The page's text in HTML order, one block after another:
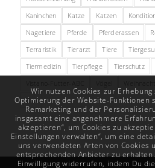
Kaninchen
Katze Katzen
Nagetiere
Pferde Pferderassen
Terraristik
Tierarzt Tiere
Tiermedizin
Tierpflege Tierschutz
Zoo
Wir nutzen Cookies zur
Optimierung der Website-Funktionen
Remarketing und der
insgesamt eine angenehmere
akzeptieren“, um Cookies zu
Einstellungen verwalten“, um eine
uns verwendeten Arten von Cookies
entsprechenden Anbieter zu
Einwilligung widerrufen, indem Du